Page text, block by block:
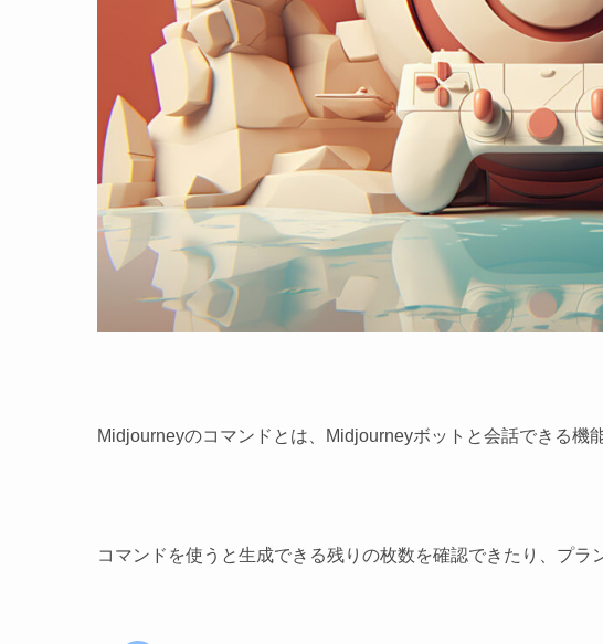
Midjourneyのコマンドとは、Midjourneyボットと会話できる機能
コマンドを使うと生成できる残りの枚数を確認できたり、プラ